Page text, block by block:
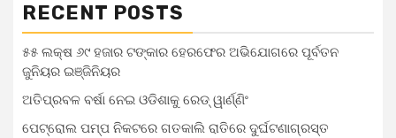
RECENT POSTS
୫୫ ଲକ୍ଷ ୬୯ ହଜାର ଟଙ୍କାର ହେରଫେର ଅଭିଯୋଗରେ ପୂର୍ବତନ
ଜୁନିୟର ଇଞ୍ଜିନିୟର
ଅତିପ୍ରବଳ ବର୍ଷା ନେଇ ଓଡିଶାକୁ ରେଡ୍ ୱାର୍ଣ୍ଣିଂ
ପେଟ୍ରୋଲ ପମ୍ପ ନିକଟରେ ଗତକାଲି ରାତିରେ ଦୁର୍ଘଟଣାଗ୍ରସ୍ତ